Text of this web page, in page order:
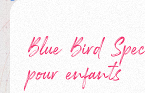
Blue Bird
pour enfants